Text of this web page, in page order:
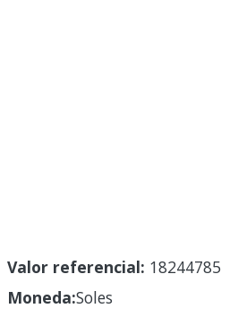
Valor referencial: 18244785
Moneda:Soles